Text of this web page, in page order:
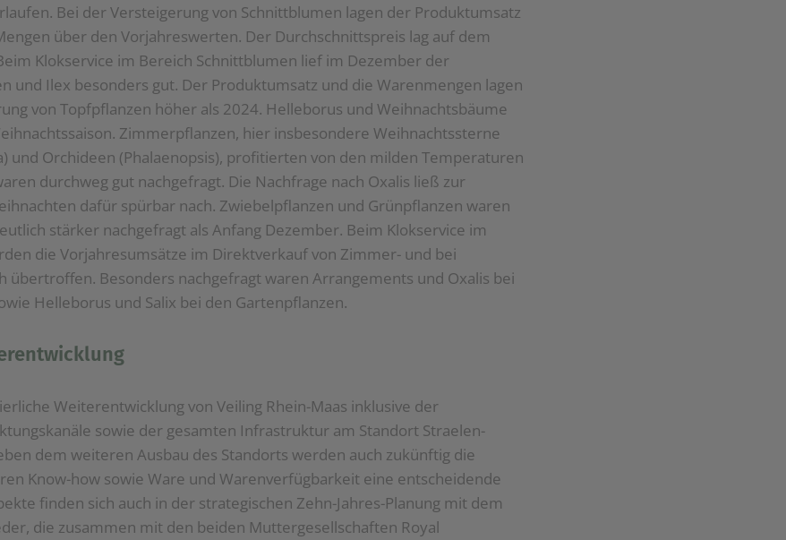
Bei der Versteigerung von Schnittblumen lagen der Produktumsatz
über den Vorjahreswerten. Der Durchschnittspreis lag auf dem
Klokservice im Bereich Schnittblumen lief im Dezember der
und Ilex besonders gut. Der Produktumsatz und die Warenmengen lagen
von Topfpflanzen höher als 2024. Helleborus und Weihnachtsbäume
Zimmerpflanzen, hier insbesondere Weihnachtssterne
und Orchideen (Phalaenopsis), profitierten von den milden Temperaturen
durchweg gut nachgefragt. Die Nachfrage nach Oxalis ließ zur
dafür spürbar nach. Zwiebelpflanzen und Grünpflanzen waren
stärker nachgefragt als Anfang Dezember. Beim Klokservice im
die Vorjahresumsätze im Direktverkauf von Zimmer- und bei
übertroffen. Besonders nachgefragt waren Arrangements und Oxalis bei
Helleborus und Salix bei den Gartenpflanzen.
Weiterentwicklung von Veiling Rhein-Maas inklusive der
sowie der gesamten Infrastruktur am Standort Straelen-
dem weiteren Ausbau des Standorts werden auch zukünftig die
Know-how sowie Ware und Warenverfügbarkeit eine entscheidende
finden sich auch in der strategischen Zehn-Jahres-Planung mit dem
die zusammen mit den beiden Muttergesellschaften Royal